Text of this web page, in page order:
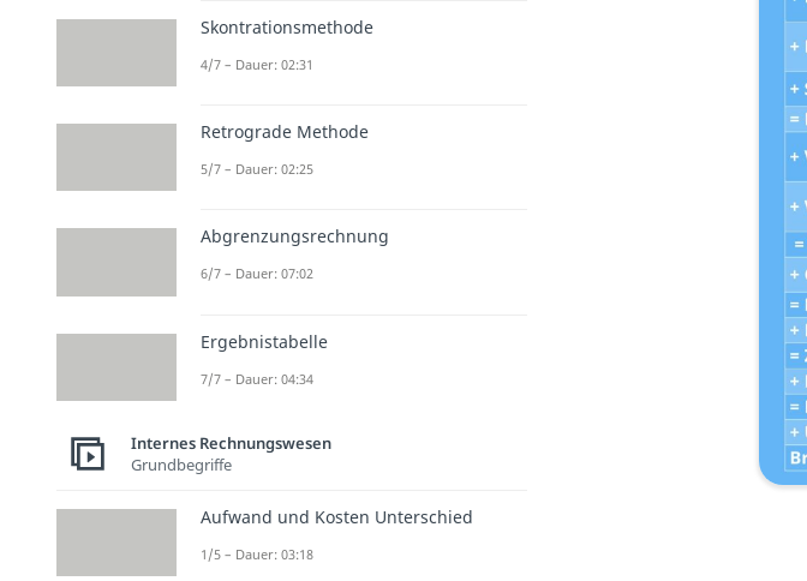
Skontrationsmethode
4/7 – Dauer: 02:31
Retrograde Methode
5/7 – Dauer: 02:25
Abgrenzungsrechnung
6/7 – Dauer: 07:02
Ergebnistabelle
7/7 – Dauer: 04:34
Internes Rechnungswesen
Grundbegriffe
Aufwand und Kosten Unterschied
1/5 – Dauer: 03:18